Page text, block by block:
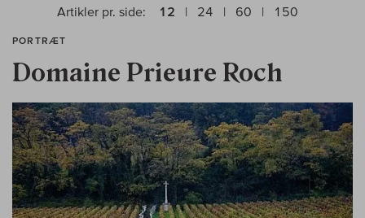
Artikler pr. side: 12 24 60 150
PORTRÆT
Domaine Prieure Roch